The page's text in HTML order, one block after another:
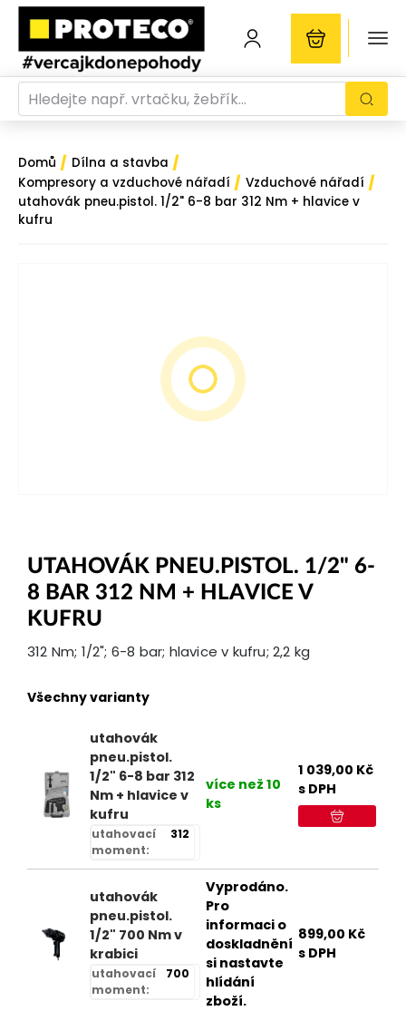
Domů / Dílna a stavba /
Kompresory a vzduchové nářadí / Vzduchové nářadí /
utahovák pneu.pistol. 1/2" 6-8 bar 312 Nm + hlavice v
kufru
UTAHOVÁK PNEU.PISTOL. 1/2" 6-
8 BAR 312 NM + HLAVICE V
KUFRU
312 Nm; 1/2"; 6-8 bar; hlavice v kufru; 2,2 kg
Všechny varianty
utahovák
pneu.pistol.
1/2" 6-8 bar 312
Nm + hlavice v
kufru
utahovací
moment:
312
více než 10
ks
1 039,00 Kč
s DPH
utahovák
pneu.pistol.
1/2" 700 Nm v
krabici
utahovací
moment:
700
Vyprodáno.
Pro
informaci o
doskladnění
si nastavte
hlídání
zboží.
899,00 Kč
s DPH